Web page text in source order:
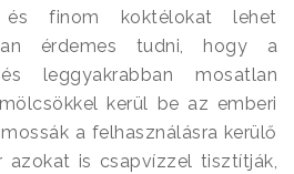
és finom koktélokat lehet
érdemes tudni, hogy a
leggyakrabban mosatlan
kerül be az emberi
a felhasználásra kerülő
azokat is csapvízzel tisztítják,